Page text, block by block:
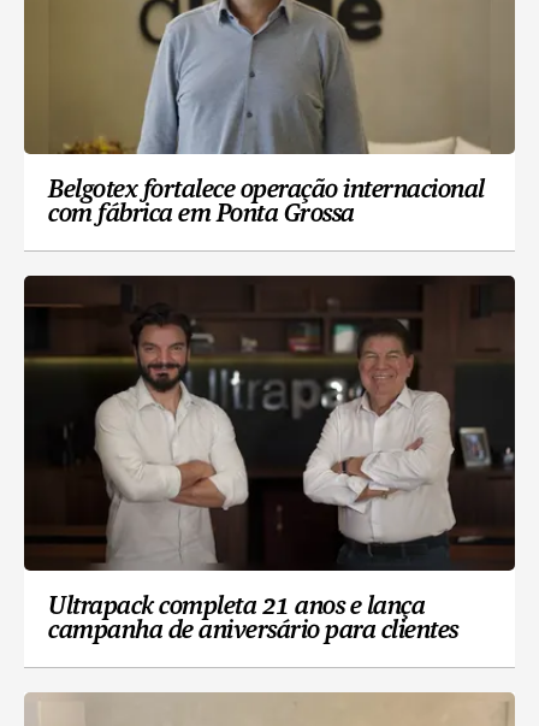
Belgotex fortalece operação internacional
com fábrica em Ponta Grossa
Ultrapack completa 21 anos e lança
campanha de aniversário para clientes